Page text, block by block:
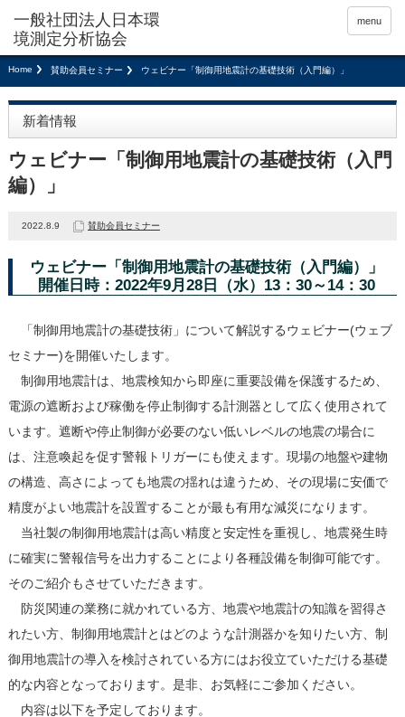
menu
Home 賛助会員セミナー ウェビナー「制御用地震計の基礎技術（入門編）」
新着情報
ウェビナー「制御用地震計の基礎技術（入門
編）」
2022.8.9 賛助会員セミナー
ウェビナー「制御用地震計の基礎技術（入門編）」
開催日時：2022年9月28日（水）13：30～14：30
「制御用地震計の基礎技術」について解説するウェビナー(ウェブ
セミナー)を開催いたします。
制御用地震計は、地震検知から即座に重要設備を保護するため、
電源の遮断および稼働を停止制御する計測器として広く使用されて
います。遮断や停止制御が必要のない低いレベルの地震の場合に
は、注意喚起を促す警報トリガーにも使えます。現場の地盤や建物
の構造、高さによっても地震の揺れは違うため、その現場に安価で
精度がよい地震計を設置することが最も有用な減災になります。
当社製の制御用地震計は高い精度と安定性を重視し、地震発生時
に確実に警報信号を出力することにより各種設備を制御可能です。
そのご紹介もさせていただきます。
防災関連の業務に就かれている方、地震や地震計の知識を習得さ
れたい方、制御用地震計とはどのような計測器かを知りたい方、制
御用地震計の導入を検討されている方にはお役立ていただける基礎
的な内容となっております。是非、お気軽にご参加ください。
内容は以下を予定しております。